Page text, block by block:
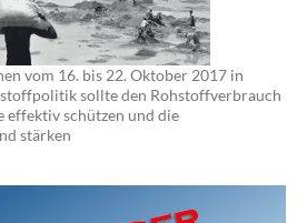
vom 16. bis 22. Oktober 2017 in
sollte den Rohstoffverbrauch
effektiv schützen und die
stärken